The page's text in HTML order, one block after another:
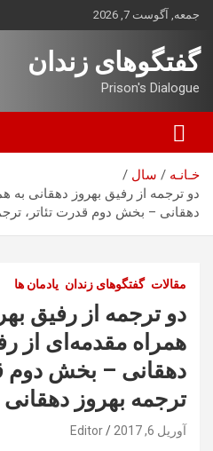
بروید
جمعه, آگوست 7, 2026
گفتگوهای زندان
Prison's Dialogue
خـانـه
سال
دو ترجمه از رفیق بهروز دهقانی
دهقانی – بخش دوم قدرت تئاتر،
مقالات گفتگوهای زندان یادمان ها
دو ترجمه از رفیق
همراه مقدمه‌ای از
دهقانی – بخش دوم
ترجمه بهروز دهقانی
آوریل 6, 2017 Editor